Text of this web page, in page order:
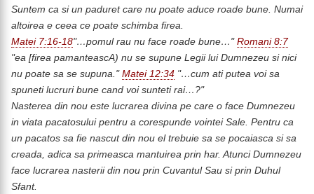
Suntem ca si un paduret care nu poate aduce roade bune. Numai
altoirea e ceea ce poate schimba firea.
Matei 7:16-18"…pomul rau nu face roade bune…" Romani 8:7
"ea [firea pamanteascA) nu se supune Legii lui Dumnezeu si nici
nu poate sa se supuna." Matei 12:34 "…cum ati putea voi sa
spuneti lucruri bune cand voi sunteti rai…?"
Nasterea din nou este lucrarea divina pe care o face Dumnezeu
in viata pacatosului pentru a corespunde vointei Sale. Pentru ca
un pacatos sa fie nascut din nou el trebuie sa se pocaiasca si sa
creada, adica sa primeasca mantuirea prin har. Atunci Dumnezeu
face lucrarea nasterii din nou prin Cuvantul Sau si prin Duhul
Sfant.